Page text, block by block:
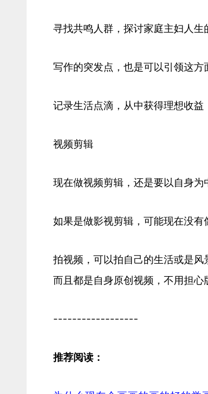
寻找共鸣人群，探讨家庭主妇人生
写作的突发点，也是可以引领这方
记录生活点滴，从中获得理想收益
视频剪辑
现在做视频剪辑，还是要以自身为
如果是做影视剪辑，可能现在没有
拍视频，可以拍自己的生活或是
而且都是自身原创视频，不用担心
------------------
推荐阅读：